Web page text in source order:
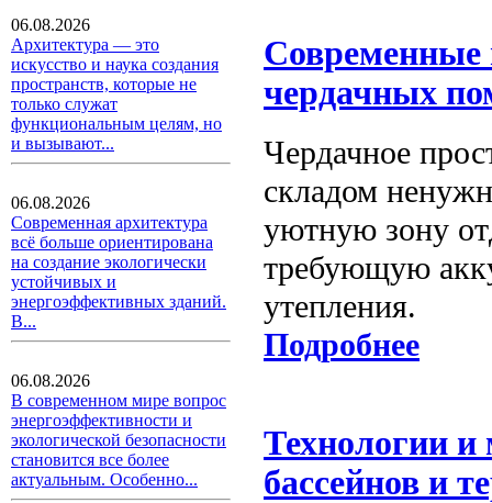
06.08.2026
Архитектура — это
искусство и наука создания
пространств, которые не
только служат
функциональным целям, но
и вызывают...
06.08.2026
Современная архитектура
всё больше ориентирована
на создание экологически
устойчивых и
энергоэффективных зданий.
В...
06.08.2026
В современном мире вопрос
энергоэффективности и
экологической безопасности
становится все более
актуальным. Особенно...
Современные
чердачных
Чердачное
складом
уютную зону
требующую
утепления.
Подробнее
Технологии и
бассейнов и